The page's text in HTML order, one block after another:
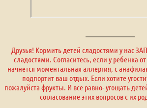
Друзья! Кормить детей сладостями у нас
сладостями. Согласитесь, если у ребенка
начнется моментальная аллергия, с
подпортит ваш отдых. Если хотите
пожалуйста фрукты. И все равно- угощать
согласование этих вопросов с их